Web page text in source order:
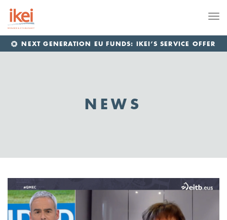
NEXT GENERATION EU FUNDS: IKEI’S SERVICE OFFER
NEWS